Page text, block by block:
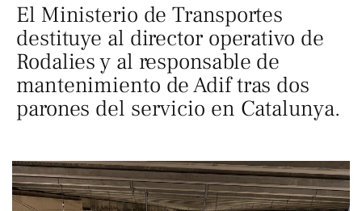
El Ministerio de Transportes
destituye al director operativo de
Rodalies y al responsable de
mantenimiento de Adif tras dos
parones del servicio en Catalunya.